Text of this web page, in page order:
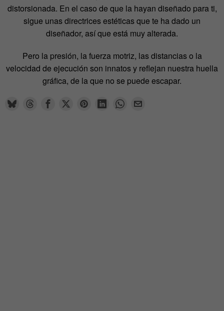
distorsionada. En el caso de que la hayan diseñado para ti,
sigue unas directrices estéticas que te ha dado un
diseñador, así que está muy alterada.
Pero la presión, la fuerza motriz, las distancias o la
velocidad de ejecución son innatos y reflejan nuestra huella
gráfica, de la que no se puede escapar.